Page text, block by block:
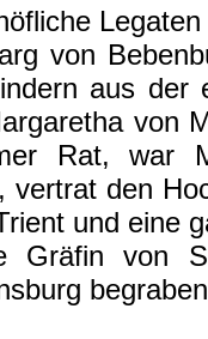
von
aus der
von
Rat, war
vertrat den
und eine
Gräfin von